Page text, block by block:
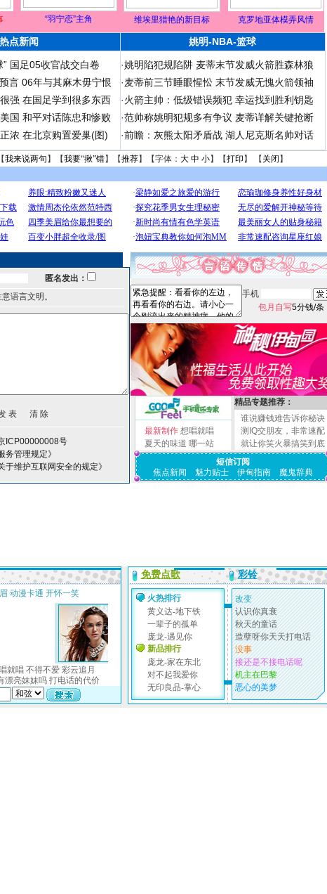
“羽宁恋”主角 维埃里猎艳的新目标 克罗地亚体模弄风情
热点新闻 姚明-NBA-篮球
国足05收官战交白卷
言 06年与其麻木毋宁恨
强 在国足学到很多东西
国 和平对话陈忠和惨败
浓 在北京购置爱巢(图)
·姚明陷犯规陷阱 麦蒂末节发威火箭胜森林狼
·麦蒂前三节睡眼惺忪 末节发威无愧火箭领袖
·火箭主帅：低级错误频犯 幸运找到胜利钥匙
·范帅称姚明犯规多有争议 麦蒂详解关键抢断
·前瞻：灰熊太阳矛盾战 湖人尼克斯名帅对话
我来说两句 】【我要“揪”错】【推荐】【字体： 大 中 小】【打印 】 【 关闭 】
匿名发出：
语言文明。
ICP00000008号
务管理规定》
于维护互联网安全的规定》
手机
包月自写5分钱/条
最新制作 想唱就唱
夏天的味道 哪一站
精品专题推荐：
谁说赚钱难告诉你秘诀
测IQ交朋友，非常速配
就让你笑火暴搞笑到底
短信订阅
焦点新闻
魅力贴士 伊甸指南 魔鬼辞典